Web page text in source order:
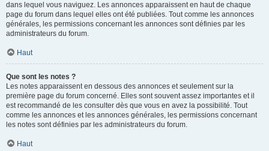
dans lequel vous naviguez. Les annonces apparaissent en haut de chaque
page du forum dans lequel elles ont été publiées. Tout comme les annonces
générales, les permissions concernant les annonces sont définies par les
administrateurs du forum.
Haut
Que sont les notes ?
Les notes apparaissent en dessous des annonces et seulement sur la
première page du forum concerné. Elles sont souvent assez importantes et il
est recommandé de les consulter dès que vous en avez la possibilité. Tout
comme les annonces et les annonces générales, les permissions concernant
les notes sont définies par les administrateurs du forum.
Haut